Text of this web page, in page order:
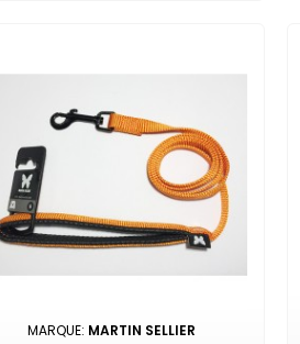
MARQUE: MARTIN SELLIER